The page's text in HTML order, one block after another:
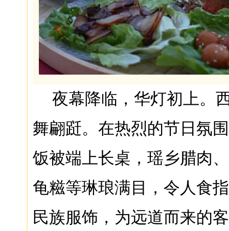
夜幕降临，华灯初上。
舞翩跹。在热烈的节日氛
饭被端上长桌，瑶乡腊肉
龟糍等琳琅满目，令人食
民族服饰，为远道而来的